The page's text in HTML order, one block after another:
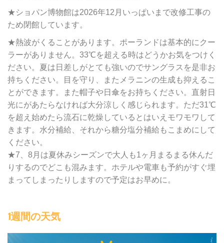
★ショパン博物館は2026年12月いっぱいまで改修工事の
ため閉館しています。
★熱波がくることがあります。ポーランドは基本的にクー
ラーがありません。33℃を超える時はどうかお気をつけく
ださい。夏は日差しがとても強いのでサングラスを是非お
持ちください。目を守り、またメラニンの生成も抑えるこ
とができます。また帽子や日傘をお持ちください。直射日
光にがあたらなければ大分涼しく感じられます。ただ31℃
を超え始めたら流石に乾燥しているとはいえモワモワして
きます。水分補給、それから糖分塩分補給もこまめにして
ください。
★7、8月は夏休みシーズンで大人も1ヶ月まるまる休んだ
りするのでどこも混みます。ホテルや電車も予約がすぐ埋
まってしまったりしますので予定はお早めに。
1週間の天気